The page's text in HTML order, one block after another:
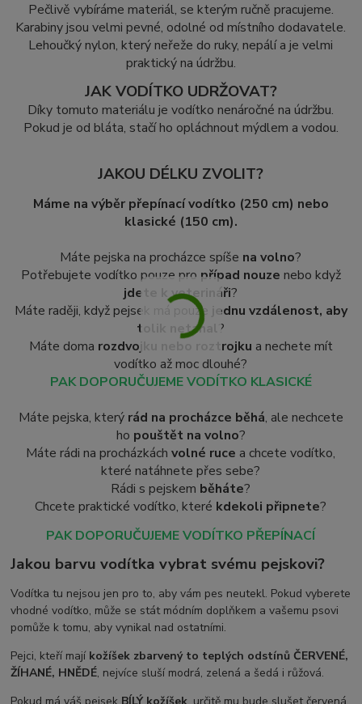
Pečlivě vybíráme materiál, se kterým ručně pracujeme.
Karabiny jsou velmi pevné, odolné od místního dodavatele.
Lehoučký nylon, který neřeže do ruky, nepálí a je velmi
praktický na údržbu.
JAK VODÍTKO UDRŽOVAT?
Díky tomuto materiálu je vodítko nenáročné na údržbu.
Pokud je od bláta, stačí ho opláchnout mýdlem a vodou.
JAKOU DÉLKU ZVOLIT?
Máme na výběr přepínací vodítko (250 cm) nebo
klasické (150 cm).
Máte pejska na procházce spíše na volno?
Potřebujete vodítko pouze pro případ nouze nebo když
jdete k veterináři?
Máte raději, když pejsek má pouze
jednu vzdálenost, aby
tolik netahal
?
Máte doma rozdvojku nebo roztrojku a nechete mít
vodítko až moc dlouhé?
PAK DOPORUČUJEME VODÍTKO KLASICKÉ
Máte pejska, který rád na procházce běhá, ale nechcete
ho pouštět na volno?
Máte rádi na procházkách volné ruce a chcete vodítko,
které natáhnete přes sebe?
Rádi s pejskem běháte?
Chcete praktické vodítko, které kdekoli připnete?
PAK DOPORUČUJEME VODÍTKO PŘEPÍNACÍ
Jakou barvu vodítka vybrat svému pejskovi?
Vodítka tu nejsou jen pro to, aby vám pes neutekl. Pokud vyberete
vhodné vodítko, může se stát módním doplňkem a vašemu psovi
pomůže k tomu, aby vynikal nad ostatními.
Pejci, kteří mají kožíšek zbarvený to teplých odstínů ČERVENÉ,
ŽÍHANÉ, HNĚDÉ, nejvíce sluší modrá, zelená a šedá i růžová.